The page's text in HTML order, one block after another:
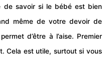
de savoir si le bébéest bien
même de votre devoir de
d’être à l’aise. Premier
Cela est utile, surtout si vous